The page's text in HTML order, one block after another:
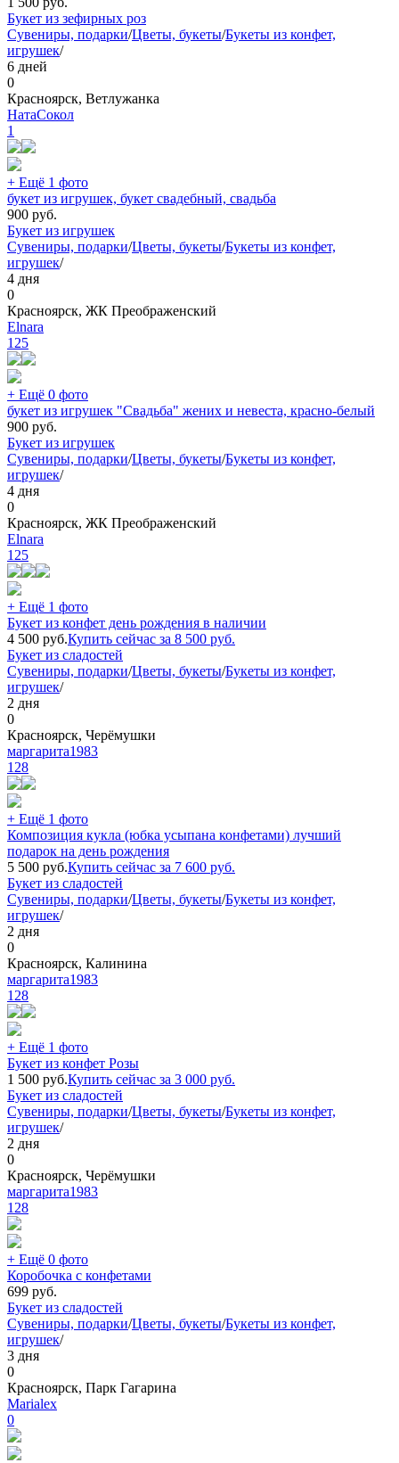
Букет из зефирных роз
Сувениры, подарки/Цветы, букеты/Букеты из конфет,
игрушек/
6 дней
0
Красноярск, Ветлужанка
НатаСокол
1
+ Ещё 1 фото
букет из игрушек, букет свадебный, свадьба
900 руб.
Букет из игрушек
Сувениры, подарки/Цветы, букеты/Букеты из конфет,
игрушек/
4 дня
0
Красноярск, ЖК Преображенский
Elnara
125
+ Ещё 0 фото
букет из игрушек "Свадьба" жених и невеста, красно-белый
900 руб.
Букет из игрушек
Сувениры, подарки/Цветы, букеты/Букеты из конфет,
игрушек/
4 дня
0
Красноярск, ЖК Преображенский
Elnara
125
+ Ещё 1 фото
Букет из конфет день рождения в наличии
4 500 руб.Купить сейчас за 8 500 руб.
Букет из сладостей
Сувениры, подарки/Цветы, букеты/Букеты из конфет,
игрушек/
2 дня
0
Красноярск, Черёмушки
маргарита1983
128
+ Ещё 1 фото
Композиция кукла (юбка усыпана конфетами) лучший
подарок на день рождения
5 500 руб.Купить сейчас за 7 600 руб.
Букет из сладостей
Сувениры, подарки/Цветы, букеты/Букеты из конфет,
игрушек/
2 дня
0
Красноярск, Калинина
маргарита1983
128
+ Ещё 1 фото
Букет из конфет Розы
1 500 руб.Купить сейчас за 3 000 руб.
Букет из сладостей
Сувениры, подарки/Цветы, букеты/Букеты из конфет,
игрушек/
2 дня
0
Красноярск, Черёмушки
маргарита1983
128
+ Ещё 0 фото
Коробочка с конфетами
699 руб.
Букет из сладостей
Сувениры, подарки/Цветы, букеты/Букеты из конфет,
игрушек/
3 дня
0
Красноярск, Парк Гагарина
Marialex
0